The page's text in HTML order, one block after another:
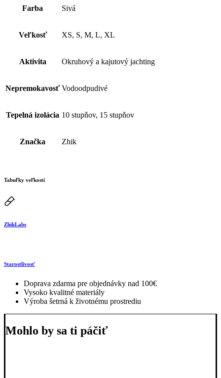
Farba Sivá
Veľkosť XS, S, M, L, XL
Aktivita Okruhový a kajutový jachting
Nepremokavosť Vodoodpudivé
Tepelná izolácia 10 stupňov, 15 stupňov
Značka Zhik
Tabuľky veľkostí
ZhikLabs
Starostlivosť
Doprava zdarma pre objednávky nad 100€
Vysoko kvalitné materiály
Výroba šetrná k životnému prostrediu
Mohlo by sa ti páčiť